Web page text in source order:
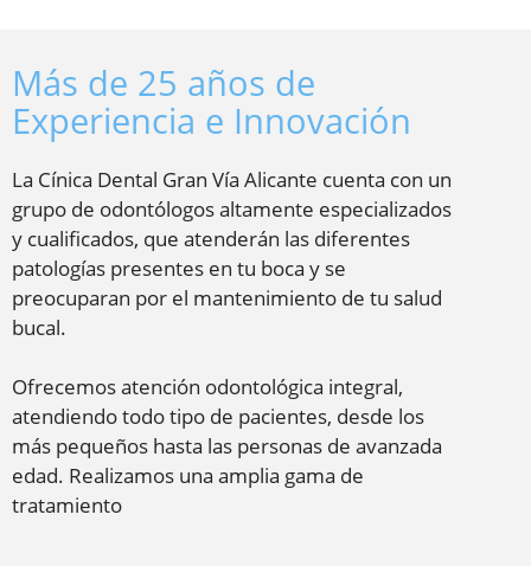
Más de 25 años de
Experiencia e Innovación
La Cínica Dental Gran Vía Alicante cuenta con un
grupo de odontólogos altamente especializados
y cualificados, que atenderán las diferentes
patologías presentes en tu boca y se
preocuparan por el mantenimiento de tu salud
bucal.
Ofrecemos atención odontológica integral,
atendiendo todo tipo de pacientes, desde los
más pequeños hasta las personas de avanzada
edad. Realizamos una amplia gama de
tratamiento